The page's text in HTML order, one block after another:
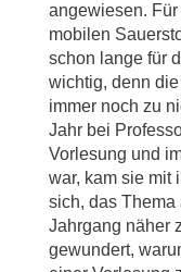
angewiesen.
mobilen
schon lange für
wichtig, denn
immer noch zu
Jahr bei
Vorlesung und
war, kam sie mit
sich, das
Jahrgang näher
gewundert,